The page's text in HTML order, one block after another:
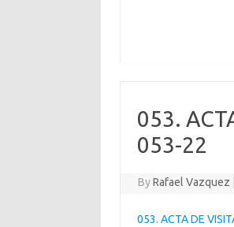
053.
053-22
ByRafael Vazquez
053. ACTA DE